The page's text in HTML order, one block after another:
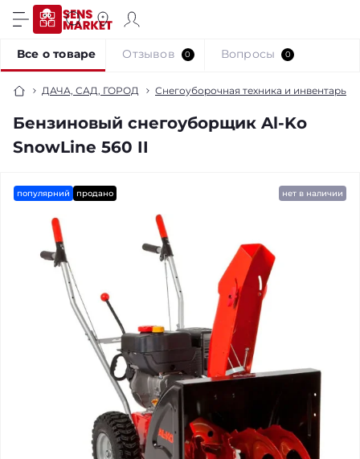
ДАЧА, САД, ГОРОД Снегоуборочная техника и инвентарь
Бензиновый снегоуборщик Al-Ko
SnowLine 560 II
Все о товаре Отзывов 0 Вопросы 0
популярний продано нет в наличии